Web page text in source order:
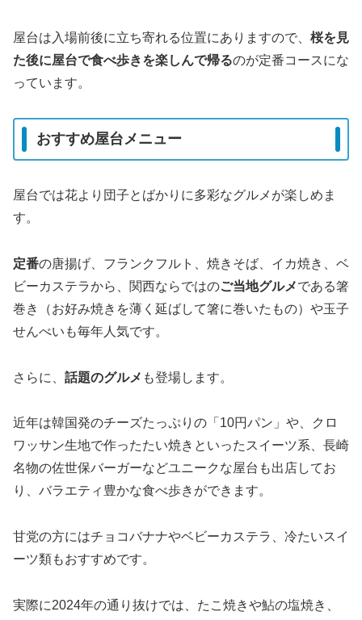
屋台は入場前後に立ち寄れる位置にありますので、 桜を見
た後に屋台で食べ歩きを楽しんで帰るのが定番コースにな
っています。
おすすめ屋台メニュー
屋台では花より団子とばかりに多彩なグルメが楽しめま
す。
定番の唐揚げ、フランクフルト、焼きそば、イカ焼き、ベ
ビーカステラから、関西ならではのご当地グルメである箸
巻き（お好み焼きを薄く延ばして箸に巻いたもの）や玉子
せんべいも毎年人気です。
さらに、 話題のグルメ も登場します。
近年は韓国発のチーズたっぷりの「10円パン」や、クロ
ワッサン生地で作ったたい焼きといったスイーツ系、長崎
名物の佐世保バーガーなどユニークな屋台も出店してお
り、バラエティ豊かな食べ歩きができます。
甘党の方にはチョコバナナやベビーカステラ、冷たいスイ
ーツ類もおすすめです。
実際に2024年の通り抜けでは、たこ焼きや鮎の塩焼き、